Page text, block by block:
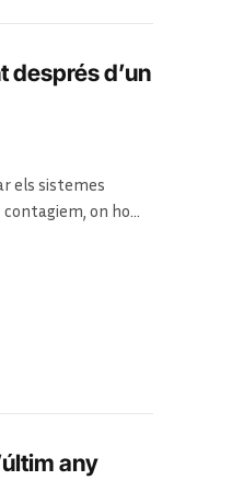
després d’un
els sistemes
on ho
any